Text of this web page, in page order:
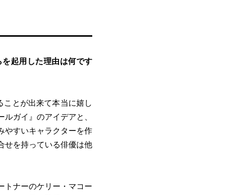
起用した理由は何です
とが出来て本当に嬉し
ガイ』のアイデアと、
やすいキャラクターを作
せを持っている俳優は他
トナーのケリー・マコー